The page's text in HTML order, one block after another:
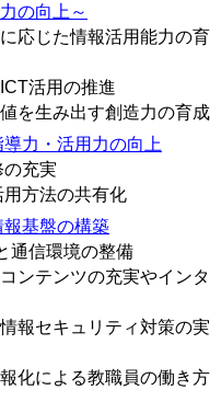
の向上～
応じた情報活用能力の育
活用の推進
を生み出す創造力の育成
力・活用力の向上
充実
方法の共有化
基盤の構築
通信環境の整備
ンテンツの充実やインタ
報セキュリティ対策の実
化による教職員の働き方